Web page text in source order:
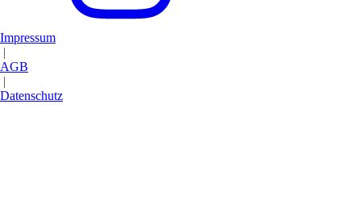
Impressum
|
AGB
|
Datenschutz